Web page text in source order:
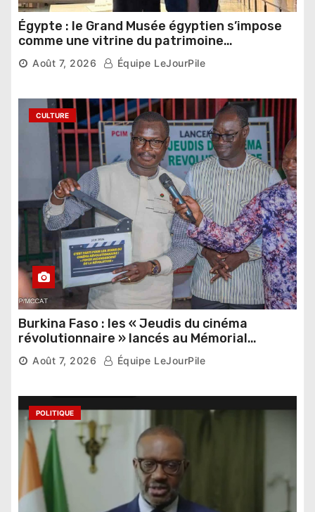
Égypte : le Grand Musée égyptien s’impose
comme une vitrine du patrimoine
pharaonique auprès des dirigeants
étrangers
Août 7, 2026 Équipe LeJourPile
CULTURE
Burkina Faso : les « Jeudis du cinéma
révolutionnaire » lancés au Mémorial
Thomas Sankara
Août 7, 2026 Équipe LeJourPile
POLITIQUE